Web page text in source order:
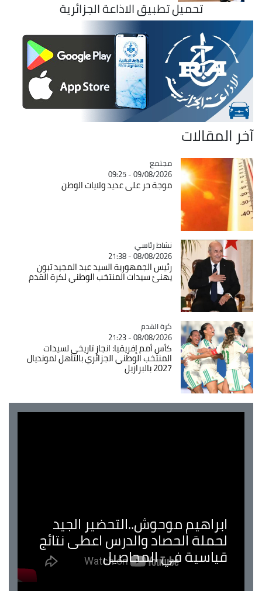
تحميل تطبيق الاذاعة الجزائرية
آخر المقالات
Catégorie
مجتمع
09/08/2026 - 09:25
موجة حر على عديد ولايات الوطن
Catégorie
نشاط رئاسي
08/08/2026 - 21:38
رئيس الجمهورية السيد عبد المجيد تبون
يهنئ سيدات المنتخب الوطني لكرة القدم
Catégorie
كرة القدم
08/08/2026 - 21:23
كأس أمم إفريقيا: انجاز تاريخي لسيدات
المنتخب الوطني الجزائري بالتأهل لمونديال
2027 بالبرازيل
ابراهيم موحوش..التحضير الجيد
لحملة الحصاد والدرس اعطى نتائج
قياسية في المحاصيل